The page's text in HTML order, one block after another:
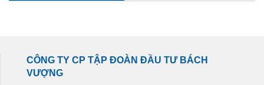
CÔNG TY CP TẬP ĐOÀN ĐẦU TƯ BÁCH
VƯỢNG